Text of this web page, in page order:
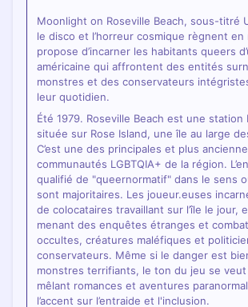
Moonlight on Roseville Beach, sous-titré
le disco et l’horreur cosmique règnent en
propose d’incarner les habitants queers
américaine qui affrontent des entités
monstres et des conservateurs
leur quotidien.
Été 1979. Roseville Beach est une station
située sur Rose Island, une île au large
C’est une des principales et plus
communautés LGBTQIA+ de la région.
qualifié de "queernormatif" dans le sens
sont majoritaires. Les joueur.euses
de colocataires travaillant sur l’île le jour,
menant des enquêtes étranges et
occultes, créatures maléfiques et
conservateurs. Même si le danger est
monstres terrifiants, le ton du jeu se
mêlant romances et aventures
l’accent sur l’entraide et l'inclusion.